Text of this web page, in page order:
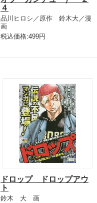
４
品川ヒロシ／原作 鈴木大／漫
画
税込価格:499円
ドロップ ドロップアウ
ト
鈴木 大 画